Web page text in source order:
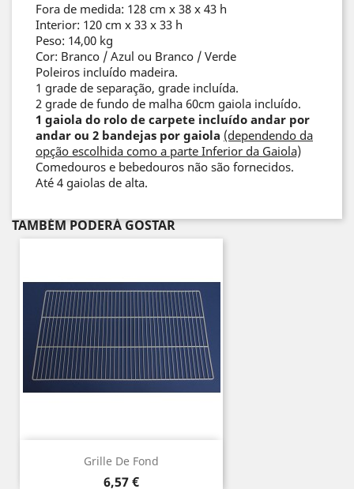
Fora de medida: 128 cm x 38 x 43 h
Interior: 120 cm x 33 x 33 h
Peso: 14,00 kg
Cor: Branco / Azul ou Branco / Verde
Poleiros incluído madeira.
1 grade de separação, grade incluída.
2 grade de fundo de malha 60cm gaiola incluído.
1 gaiola do rolo de carpete incluído andar por
andar ou 2 bandejas por gaiola (dependendo da
opção escolhida como a parte Inferior da Gaiola)
Comedouros e bebedouros não são fornecidos.
Até 4 gaiolas de alta.
TAMBÉM PODERÁ GOSTAR
Grille De Fond
Preço
6,57 €